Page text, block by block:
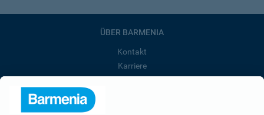
ÜBER BARMENIA
Kontakt
Karriere